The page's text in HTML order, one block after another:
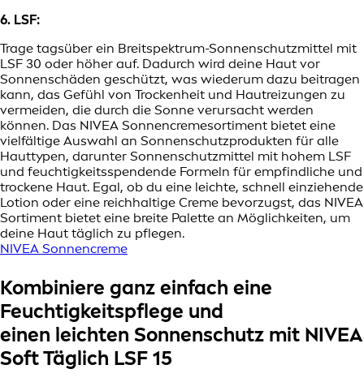
6. LSF:
Trage tagsüber ein Breitspektrum-Sonnenschutzmittel mit
LSF 30 oder höher auf. Dadurch wird deine Haut vor
Sonnenschäden geschützt, was wiederum dazu beitragen
kann, das Gefühl von Trockenheit und Hautreizungen zu
vermeiden, die durch die Sonne verursacht werden
können. Das NIVEA Sonnencremesortiment bietet eine
vielfältige Auswahl an Sonnenschutzprodukten für alle
Hauttypen, darunter Sonnenschutzmittel mit hohem LSF
und feuchtigkeitsspendende Formeln für empfindliche und
trockene Haut. Egal, ob du eine leichte, schnell einziehende
Lotion oder eine reichhaltige Creme bevorzugst, das NIVEA
Sortiment bietet eine breite Palette an Möglichkeiten, um
deine Haut täglich zu pflegen.
NIVEA Sonnencreme
Kombiniere ganz einfach eine
Feuchtigkeitspflege und
einen leichten Sonnenschutz mit NIVEA
Soft Täglich LSF 15